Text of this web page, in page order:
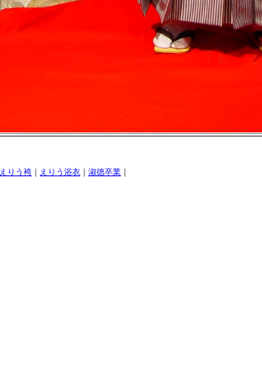
えりう袴 ｜ えりう浴衣 ｜ 淑徳卒業 ｜